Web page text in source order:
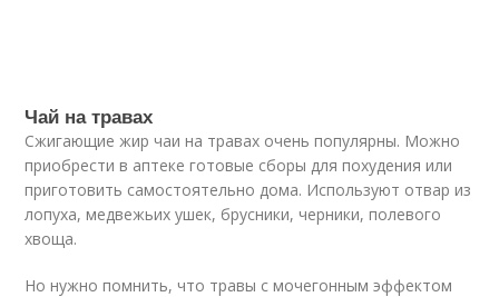
Чай на травах
Сжигающие жир чаи на травах очень популярны. Можно
приобрести в аптеке готовые сборы для похудения или
приготовить самостоятельно дома. Используют отвар из
лопуха, медвежьих ушек, брусники, черники, полевого
хвоща.
Но нужно помнить, что травы с мочегонным эффектом